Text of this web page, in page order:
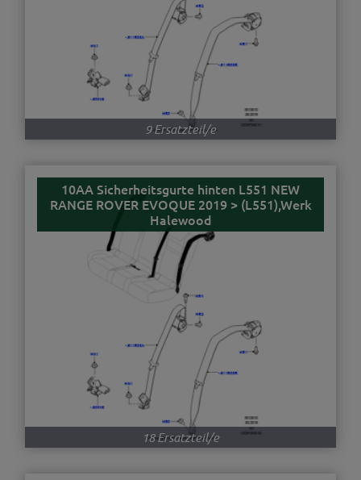
9 Ersatzteil/e
10AA Sicherheitsgurte hinten L551 NEW
RANGE ROVER EVOQUE 2019 > (L551),Werk
Halewood
18 Ersatzteil/e